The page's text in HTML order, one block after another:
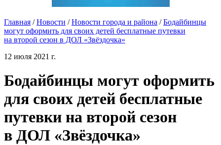
Главная / Новости / Новости города и района / Бодайбинцы
могут оформить для своих детей бесплатные путевки
на второй сезон в ДОЛ «Звёздочка»
12 июля 2021 г.
Бодайбинцы могут оформить
для своих детей бесплатные
путевки на второй сезон
в ДОЛ «Звёздочка»